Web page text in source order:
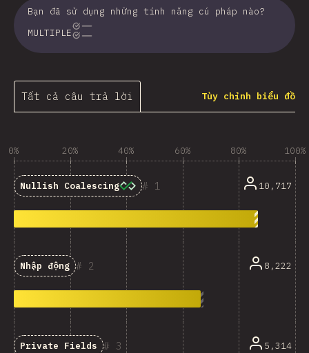
Bạn đã sử dụng những tính năng cú pháp nào?
MULTIPLE
Tất cả câu trả lời Tùy chỉnh biểu đồ
0% 20% 40% 60% 80% 100%
1
Nullish Coalescing 10,717
2
Nhập động 8,222
3
Private Fields 5,314